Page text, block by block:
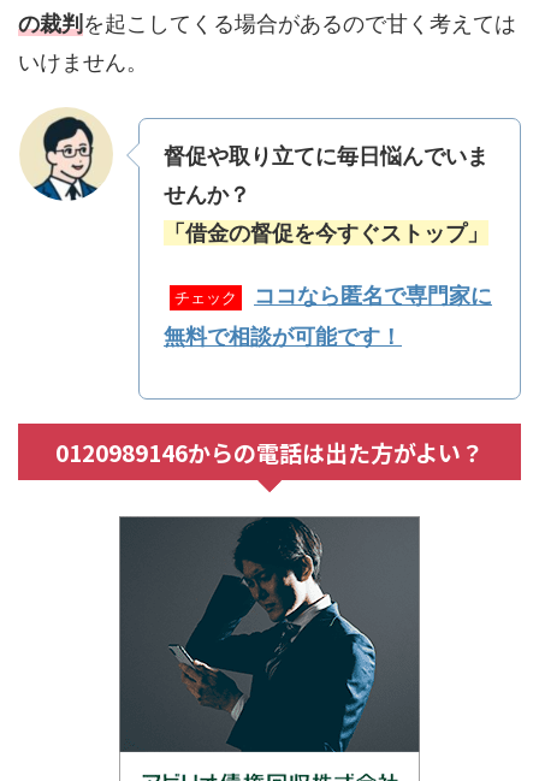
の裁判を起こしてくる場合があるので甘く考えては
いけません。
督促や取り立てに毎日悩んでいま
せんか？
「借金の督促を今すぐストップ」
チェック
ココなら匿名で専門家に
無料で相談が可能です！
0120989146からの電話は出た方がよい？